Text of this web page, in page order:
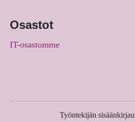
Osastot
IT-osastomme
Työntekijän